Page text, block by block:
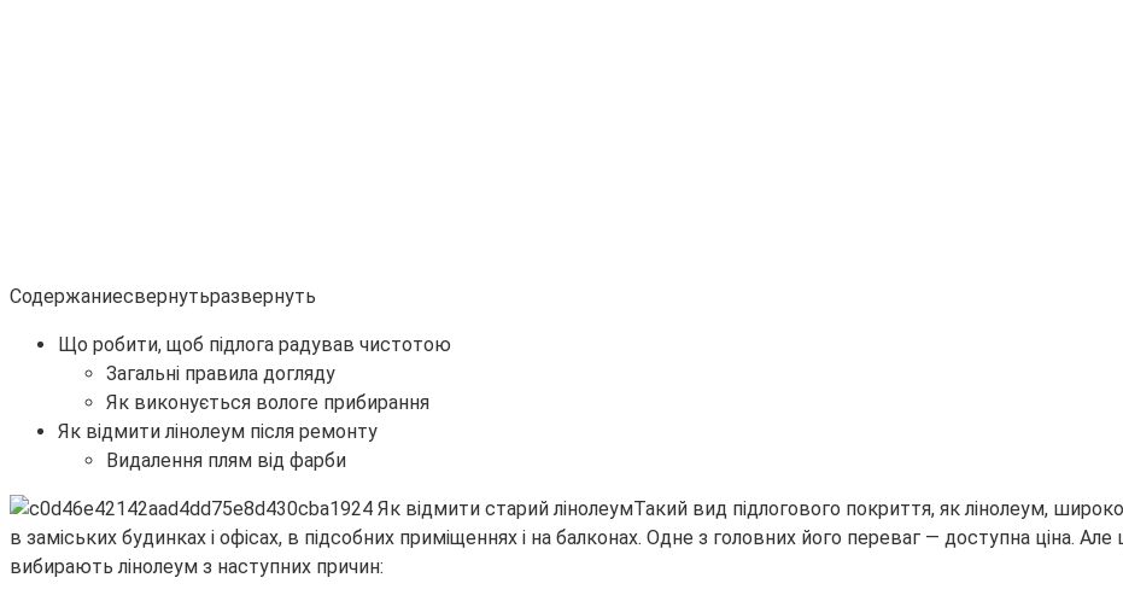
Содержаниесвернутьразвернуть
Що робити, щоб підлога радував чистотою
Загальні правила догляду
Як виконується вологе прибирання
Як відмити лінолеум після ремонту
Видалення плям від фарби
Такий вид підлогового покриття, як лінолеум,
в заміських будинках і офісах, в підсобних приміщеннях і на балконах. Одне з головних його переваг — доступна ціна.
вибирають лінолеум з наступних причин: